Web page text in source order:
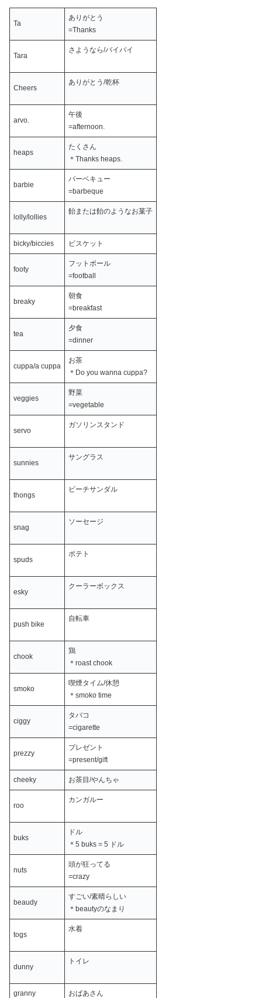
Ta
ありがとう
=Thanks
Tara
さようなら/バイバイ
Cheers
ありがとう/乾杯
arvo.
午後
=afternoon.
heaps
たくさん
＊Thanks heaps.
barbie
バーベキュー
=barbeque
lolly/lollies
飴または飴のようなお菓子
bicky/biccies ビスケット
footy
フットボール
=football
breaky
朝食
=breakfast
tea
夕食
=dinner
cuppa/a cuppa
お茶
＊Do you wanna cuppa?
veggies
野菜
=vegetable
servo
ガソリンスタンド
sunnies
サングラス
thongs
ビーチサンダル
snag
ソーセージ
spuds
ポテト
esky
クーラーボックス
push bike
自転車
chook
鶏
＊roast chook
smoko
喫煙タイム/休憩
＊smoko time
ciggy
タバコ
=cigarette
prezzy
プレゼント
=present/gift
cheeky お茶目/やんちゃ
roo
カンガルー
buks
ドル
＊5 buks = 5 ドル
nuts
頭が狂ってる
=crazy
beaudy
すごい/素晴らしい
＊beautyのなまり
togs
水着
dunny
トイレ
granny おばあさん